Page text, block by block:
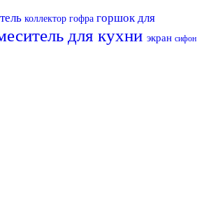
коллектор гофра горшок для
для кухни экран сифон